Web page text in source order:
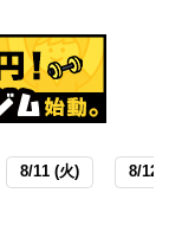
8/11 (火) 8/12 (